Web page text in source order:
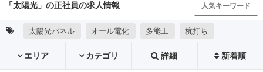
「太陽光」の正社員の求人情報 人気キーワード
太陽光パネル オール電化 多能工 杭打ち
エリア カテゴリ 詳細 新着順